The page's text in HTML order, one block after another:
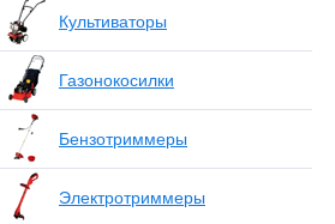
Культиваторы
Газонокосилки
Бензотриммеры
Электротриммеры